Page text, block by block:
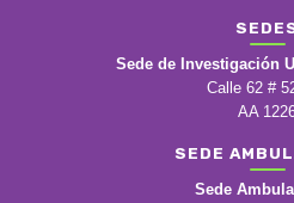
Sede de Investigación
Calle 62 #
AA
SEDE
Sede